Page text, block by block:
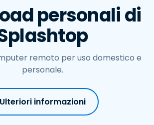
personali di
remoto per uso domestico e
personale.
Ulteriori informazioni